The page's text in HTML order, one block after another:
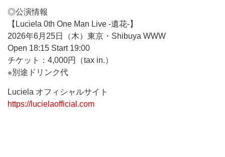
◎公演情報
【Luciela 0th One Man Live -遺花-】
2026年6月25日（木）東京・Shibuya WWW
Open 18:15 Start 19:00
チケット：4,000円（tax in.）
※別途ドリンク代
Luciela オフィシャルサイト
https://lucielaofficial.com